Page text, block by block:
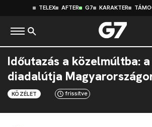
TELEX AFTER G7 KARAKTER
Időutazás a közelmúltba:
diadalútja
KÖZÉLET frissítve